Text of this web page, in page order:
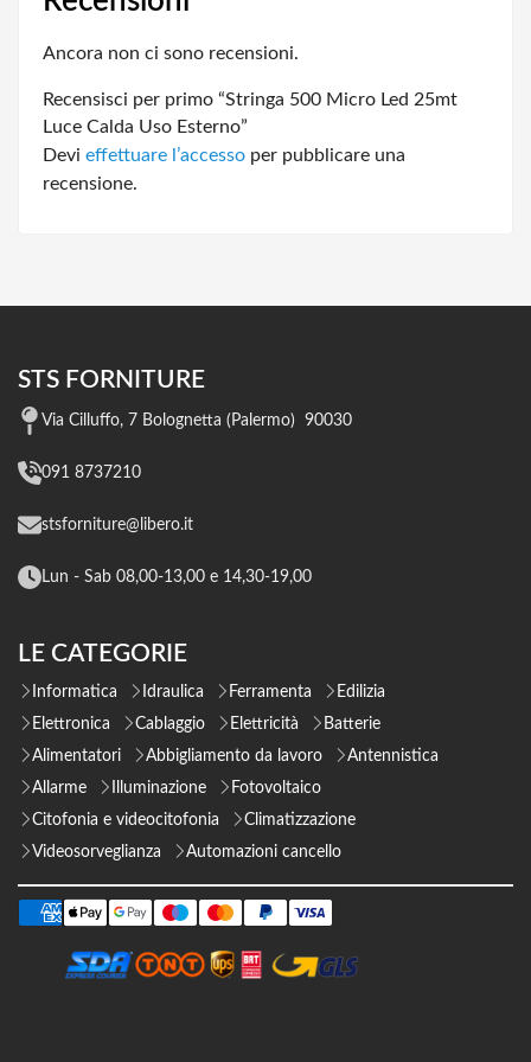
Ancora non ci sono recensioni.
Recensisci per primo “Stringa 500 Micro Led 25mt
Luce Calda Uso Esterno”
Devi effettuare l’accesso per pubblicare una
recensione.
STS FORNITURE
Via Cilluffo, 7 Bolognetta (Palermo) 90030
091 8737210
stsforniture@libero.it
Lun - Sab 08,00-13,00 e 14,30-19,00
LE CATEGORIE
Informatica Idraulica Ferramenta
Edilizia
Elettronica
Cablaggio Elettricità
Batterie
Alimentatori
Abbigliamento da lavoro
Antennistica
Allarme
Illuminazione
Fotovoltaico
Citofonia e videocitofonia
Climatizzazione
Videosorveglianza
Automazioni cancello